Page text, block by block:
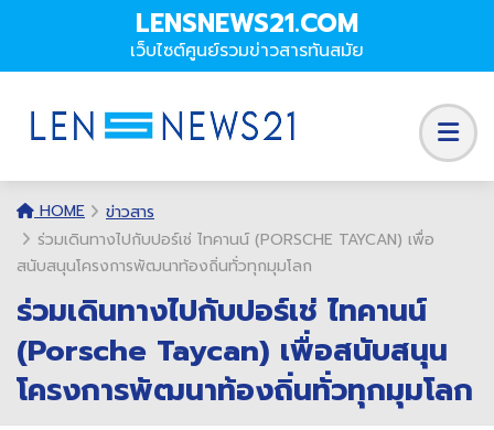
LENSNEWS21.COM
เว็บไซต์ศูนย์รวมข่าวสารทันสมัย
HOME
ข่าวสาร
ร่วมเดินทางไปกับปอร์เช่ ไทคานน์ (PORSCHE TAYCAN) เพื่อ
สนับสนุนโครงการพัฒนาท้องถิ่นทั่วทุกมุมโลก
ร่วมเดินทางไปกับปอร์เช่ ไทคานน์
(Porsche Taycan) เพื่อสนับสนุน
โครงการพัฒนาท้องถิ่นทั่วทุกมุมโลก